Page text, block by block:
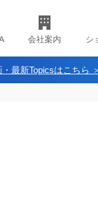
会社案内 シ
最新Topicsはこちら ＞